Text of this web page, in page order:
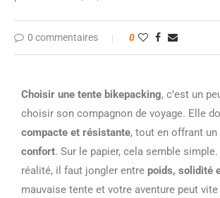
0 commentaires 0
Choisir une tente bikepacking, c’est un
choisir son compagnon de voyage. Elle
compacte et résistante, tout en offrant un
confort. Sur le papier, cela semble
réalité, il faut jongler entre poids, solidité
mauvaise tente et votre aventure peut